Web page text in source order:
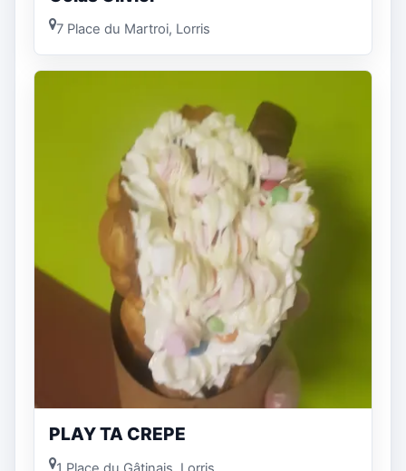
7 Place du Martroi, Lorris
PLAY TA CREPE